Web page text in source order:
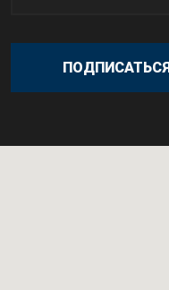
ПОДПИСАТЬСЯ